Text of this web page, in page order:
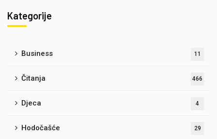
Kategorije
Business 11
Čitanja 466
Djeca 4
Hodočašće 29